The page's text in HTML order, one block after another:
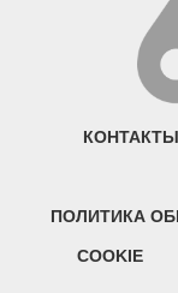
КОНТАКТЫ
ПОЛИТИКА
COOKIE